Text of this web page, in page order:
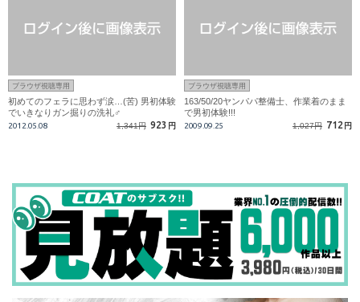
ブラウザ視聴専用
初めてのフェラに思わず涙…(苦) 男初体験
でいきなりガン掘りの洗礼♂
2012.05.08 1,341円 923 円
ブラウザ視聴専用
163/50/20ヤンパパ整備士、作業着のまま
で男初体験!!!
2009.09.25 1,027円 712 円